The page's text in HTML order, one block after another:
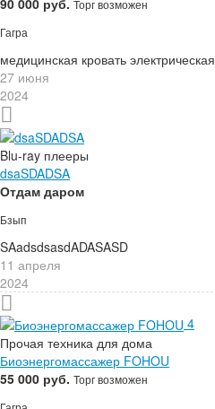
90 000 руб. Торг возможен
Гагра
медицинская кровать электрическая
27 июня
2024
Blu-ray плееры
dsaSDADSA
Отдам даром
Бзып
SAadsdsasdADASASD
11 апреля
2024
4
Прочая техника для дома
Биоэнергомассажер FOHOU
55 000 руб. Торг возможен